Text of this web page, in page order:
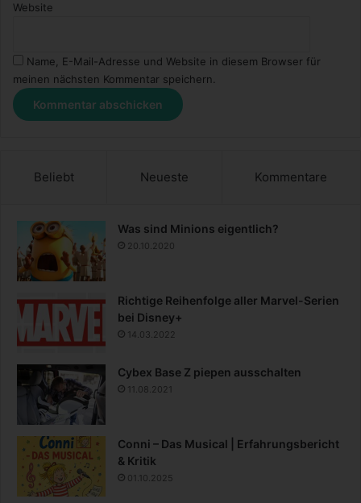
Website
Name, E-Mail-Adresse und Website in diesem Browser für
meinen nächsten Kommentar speichern.
Beliebt Neueste Kommentare
Was sind Minions eigentlich?
20.10.2020
Richtige Reihenfolge aller Marvel-Serien
bei Disney+
14.03.2022
Cybex Base Z piepen ausschalten
11.08.2021
Conni – Das Musical | Erfahrungsbericht
& Kritik
01.10.2025